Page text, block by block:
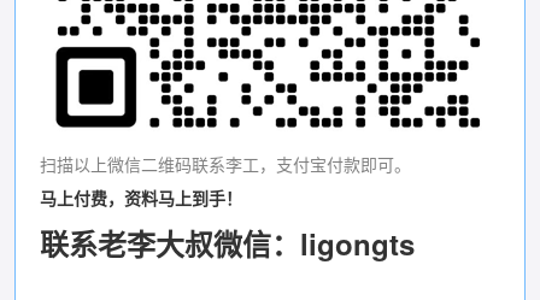
扫描以上微信二维码联系李工，支付宝付款即可。
马上付费，资料马上到手！
联系老李大叔微信：ligongts